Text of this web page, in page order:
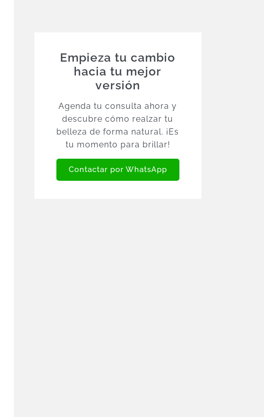
Empieza tu cambio
hacia tu mejor
versión
Agenda tu consulta ahora y
descubre cómo realzar tu
belleza de forma natural. ¡Es
tu momento para brillar!
Contactar por WhatsApp